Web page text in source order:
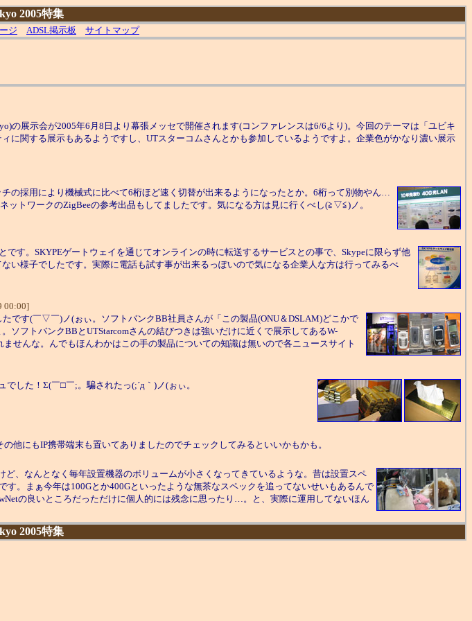
2005特集
ジ ADSL掲示板 サイトマップ
展示会が2005年6月8日より幕張メッセで開催されます(コンファレンスは6/6より)。今回のテーマは「ユビキ
関する展示もあるようですし、UTスターコムさんとかも参加しているようですよ。企業色がかなり濃い展示
の採用により機械式に比べて6桁ほど速く切替が出来るようになったとか。6桁って別物やん…
トワークのZigBeeの参考出品もしてましたです。気になる方は見に行くべし(≧▽≦)ノ。
す。SKYPEゲートウェイを通じてオンラインの時に転送するサービスとの事で、Skypeに限らず他
い様子でしたです。実際に電話も試す事が出来るっぽいので気になる企業人な方は行ってみるべ
00:00]
です(￣▽￣)ノ(ぉぃ。ソフトバンクBB社員さんが「この製品(ONU＆DSLAM)どこかで
フトバンクBBとUTStarcomさんの結びつきは強いだけに近くで展示してあるW-
せんな。んでもほんわかはこの手の製品についての知識は無いので各ニュースサイト
した！Σ(￣□￣;。騙されたっ(;´д｀)ノ(ぉぃ。
にもIP携帯端末も置いてありましたのでチェックしてみるといいかもかも。
、なんとなく毎年設置機器のボリュームが小さくなってきているような。昔は設置スペ
。まぁ今年は100Gとか400Gといったような無茶なスペックを追ってないせいもあるんで
の良いところだっただけに個人的には残念に思ったり…。と、実際に運用してないほん
2005特集